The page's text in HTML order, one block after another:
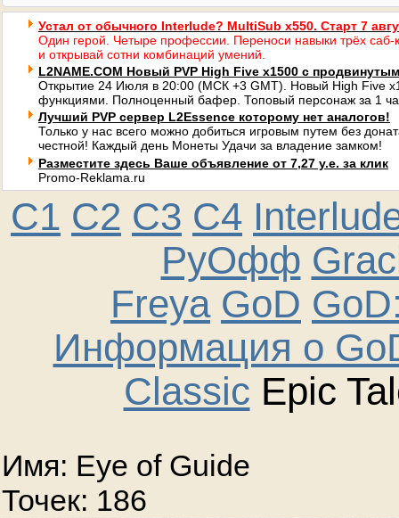
Устал от обычного Interlude? MultiSub x550. Старт 7
Один герой. Четыре профессии. Переноси навыки трёх саб-
и открывай сотни комбинаций умений.
L2NAME.COM Новый PVP High Five x1500 с
Открытие 24 Июля в 20:00 (МСК +3 GMT). Новый High Five
функциями. Полноценный бафер. Топовый персонаж за 1
Лучший PVP сервер L2Essence которому нет аналогов!
Только у нас всего можно добиться игровым путем без
честной! Каждый день Монеты Удачи за владение замком!
Разместите здесь Ваше объявление от 7,27 у.е. за клик
Promo-Reklama.ru
C1 C2 C3 C4
РуОфф
Freya GoD
Информация о
Classic Epic
Имя: Eye of Guide
Точек: 186